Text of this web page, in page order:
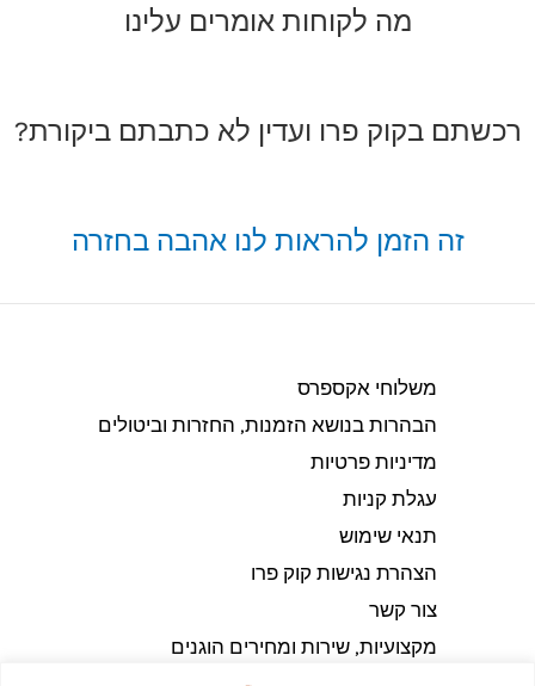
מה לקוחות אומרים עלינו
רכשתם בקוק פרו ועדין לא כתבתם ביקורת?
זה הזמן להראות לנו אהבה בחזרה
משלוחי אקספרס
הבהרות בנושא הזמנות, החזרות וביטולים​
מדיניות פרטיות
עגלת קניות
תנאי שימוש
הצהרת נגישות קוק פרו
צור קשר
מקצועיות, שירות ומחירים הוגנים